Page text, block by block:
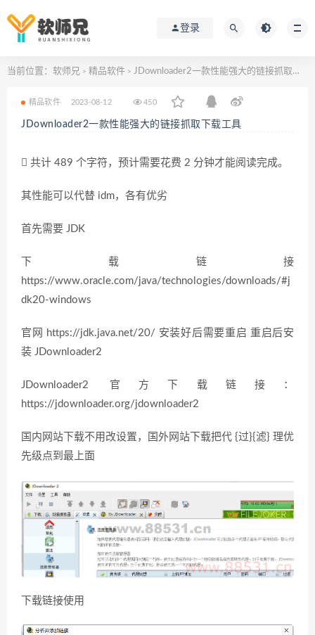
登录
当前位置： 软师兄 > 精品软件 > JDownloader2一款性能强大的链接抓取下载工具
精品软件 2023-08-12 450
JDownloader2一款性能强大的链接抓取下载工具
共计 489 个字符，预计需要花费 2 分钟才能阅读完成。
其性能可以代替 idm，各有优劣
首先需要 JDK
下载链接
https://www.oracle.com/java/technologies/downloads/#j
dk20-windows
官网 https://jdk.java.net/20/ 安装好后需要重启 重启后安
装 JDownloader2
JDownloader2 官方下载链接：
https://jdownloader.org/jdownloader2
国内网站下载不用改设置，国外网站下载把代 {过}{滤} 理优
先级点到最上面
下载链接使用